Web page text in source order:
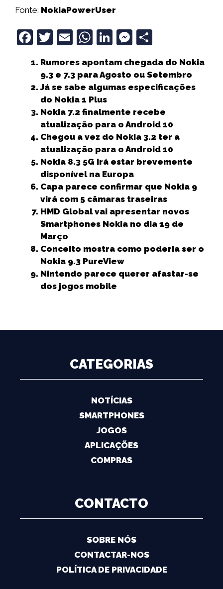
Fonte: NokiaPowerUser
F
c
e
b
o
o
k
T
it
t
e
r
E
ai
l
W
a
ts
A
p
p
Li
k
e
n
M
ss
e
g
e
r
a
r
Rumores apontam chegada do Nokia
9.3 e 7.3 para Agosto ou Setembro
Já se sabe algumas especificações
do Nokia 1 Plus
Nokia 7.2 finalmente recebe
atualização para o Android 10
Chegou a vez do Nokia 3.2 ter a
atualização para o Android 10
Nokia 8.3 5G irá estar brevemente
disponível na Europa
Capa parece confirmar que Nokia 9
virá com 5 câmaras traseiras
HMD Global vai apresentar novos
Smartphones Nokia no dia 19 de
Março
Conceito mostra como poderia ser o
Nokia 9.3 PureView
Nintendo parece querer afastar-se
dos jogos mobile
CATEGORIAS
NOTÍCIAS
SMARTPHONES
JOGOS
APLICAÇÕES
COMPRAS
CONTACTO
SOBRE NÓS
CONTACTAR-NOS
POLÍTICA DE PRIVACIDADE